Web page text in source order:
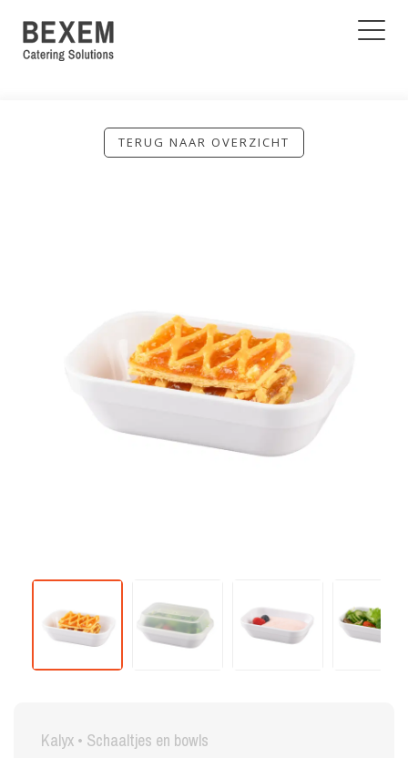
TERUG NAAR OVERZICHT
Kalyx • Schaaltjes en bowls